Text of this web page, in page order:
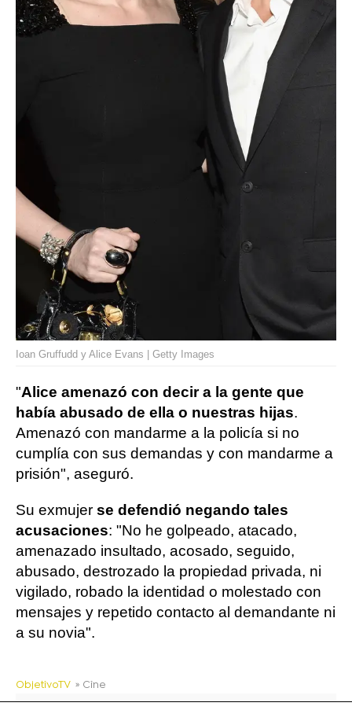
Ioan Gruffudd y Alice Evans | Getty Images
"Alice amenazó con decir a la gente que
había abusado de ella o nuestras hijas.
Amenazó con mandarme a la policía si no
cumplía con sus demandas y con mandarme a
prisión", aseguró.
Su exmujer se defendió negando tales
acusaciones: "No he golpeado, atacado,
amenazado insultado, acosado, seguido,
abusado, destrozado la propiedad privada, ni
vigilado, robado la identidad o molestado con
mensajes y repetido contacto al demandante ni
a su novia".
ObjetivoTV » Cine